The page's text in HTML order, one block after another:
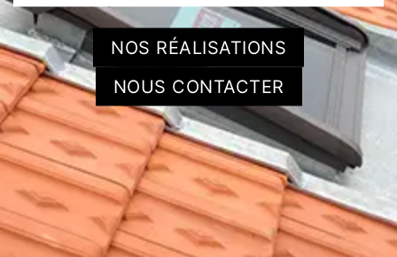
NOS RÉALISATIONS
NOUS CONTACTER